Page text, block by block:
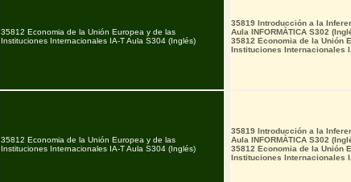
35812 Economia de la Unión Europea y de las
Instituciones Internacionales IA-T Aula S304 (Inglés)
35812 Economia de la Unión Europea y de las
Instituciones Internacionales IA-T Aula S304 (Inglés)
35819 Introducción a la
Aula INFORMÀTICA S302
35812 Economia de la Unión
Instituciones Internacionales
35819 Introducción a la
Aula INFORMÀTICA S302
35812 Economia de la Unión
Instituciones Internacionales